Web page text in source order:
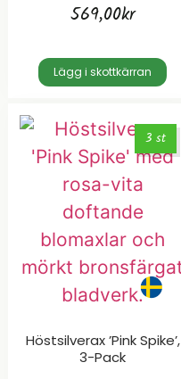
569,00kr
Lägg i skottkärran
3 st
Höstsilverax ’Pink Spike’,
3-Pack